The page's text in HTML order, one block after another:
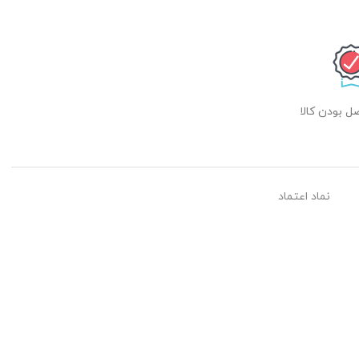
بودن کالا
نماد اعتماد